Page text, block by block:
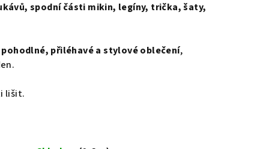
spodní části mikin, legíny, trička, šaty,
pohodlné, přiléhavé a stylové oblečení,
lišit.